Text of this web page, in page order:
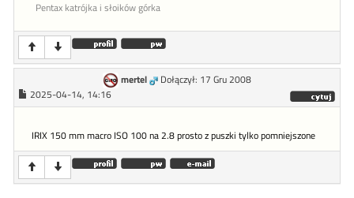
Pentax katrójka i słoików górka
mertel
Dołączył: 17 Gru 2008
2025-04-14, 14:16
IRIX 150 mm macro ISO 100 na 2.8 prosto z puszki tylko pomniejszone